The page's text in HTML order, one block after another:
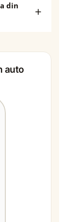
din
auto